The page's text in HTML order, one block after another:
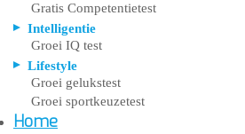
Gratis Competentietest
Intelligentie
Groei IQ test
Lifestyle
Groei gelukstest
Groei sportkeuzetest
Home